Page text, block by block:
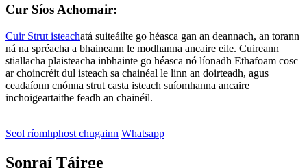
Cur Síos Achomair:
Cuir Strut isteachatá suiteáilte go héasca gan an deannach, an torann
ná na spréacha a bhaineann le modhanna ancaire eile. Cuireann
stiallacha plaisteacha inbhainte go héasca nó líonadh Ethafoam cosc ​​
ar choincréit dul isteach sa chainéal le linn an doirteadh, agus
ceadaíonn cnónna strut casta isteach suíomhanna ancaire
inchoigeartaithe feadh an chainéil.
Seol ríomhphost chugainn Whatsapp
Sonraí Táirge